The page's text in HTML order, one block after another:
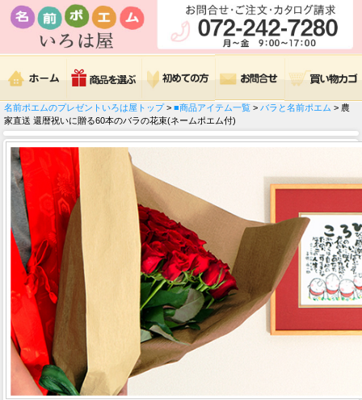
名前ポエムのプレゼントいろは屋トップ> ■商品アイテム一覧 > バラと名前ポエム > 農
家直送 還暦祝いに贈る60本のバラの花束(ネームポエム付)